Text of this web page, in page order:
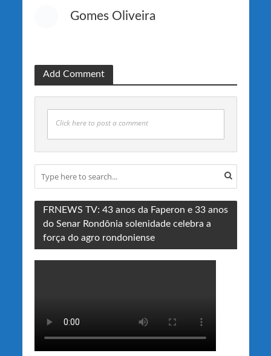
Gomes Oliveira
Add Comment
Click here to post a comment
FRNEWS TV: 43 anos da Faperon e 33 anos
do Senar Rondônia solenidade celebra a
força do agro rondoniense